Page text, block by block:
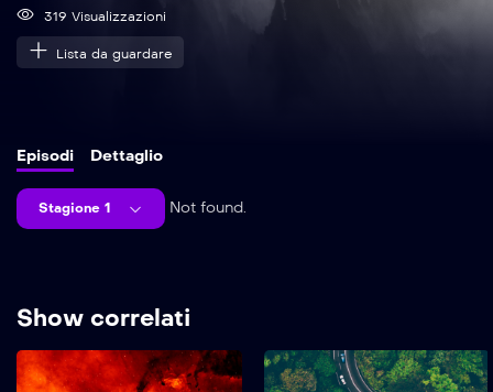
319 Visualizzazioni
Lista da guardare
Episodi Dettaglio
Stagione 1 Not found.
Show correlati